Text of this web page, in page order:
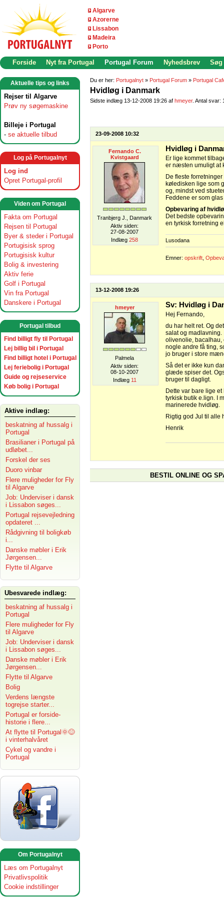
Algarve
Azorerne
Lissabon
Madeira
Porto
Forside Nyt fra Portugal Portugal Forum Nyhedsbrev Søg
Aktuelle tips og links
Rejser til Algarve
Prøv ny søgemaskine
Billeje i Portugal
- se aktuelle tilbud
Log på Portugalnyt
Log ind
Opret Portugal-profil
Viden om Portugal
Fakta om Portugal
Rejsen til Portugal
Byer & steder i Portugal
Portugisisk sprog
Portugisisk kultur
Bolig & investering
Aktiv ferie
Golf i Portugal
Vin fra Portugal
Danskere i Portugal
Portugal tilbud
Find billigt fly til Portugal
Lej billig bil i Portugal
Find billigt hotel i Portugal
Lej feriebolig i Portugal
Guide og rejseservice
Køb bolig i Portugal
Aktive indlæg:
beskatning af hussalg i
Portugal
Brasilianer i Portugal på
udløbet...
Forskel der ses
Duoro vinbar
Flere muligheder for Fly
til Algarve
Job: Underviser i dansk
i Lissabon søges...
Portugal rejsevejledning
opdateret ...
Rådgivning til boligkøb
i...
Danske møbler i Erik
Jørgensen...
Flytte til Algarve
Ubesvarede indlæg:
beskatning af hussalg i
Portugal
Flere muligheder for Fly
til Algarve
Job: Underviser i dansk
i Lissabon søges...
Danske møbler i Erik
Jørgensen...
Flytte til Algarve
Bolig
Verdens længste
togrejse starter...
Portugal er forside-
historie i flere...
At flytte til Portugal🌞😊
i vinterhalvåret
Cykel og vandre i
Portugal
Om Portugalnyt
Læs om Portugalnyt
Privatlivspolitik
Cookie indstillinger
Du er her: Portugalnyt » Portugal Forum » Portugal
Hvidløg i Danmark
Sidste indlæg 13-12-2008 19:26 af hmeyer. Antal svar:
23-09-2008 10:32
Fernando C.
Kvistgaard
Tranbjerg J., Danmark
Aktiv siden:
27-08-2007
Indlæg 258
Hvidløg i
Er lige kommet
er næsten umuligt at
De fleste
køledisken lige som
og, mindst ved
Feddene er som
Opbevaring af
Det bedste
en tyrkisk forretning
Lusodana
Emner: opskrift,
13-12-2008 19:26
hmeyer
Palmela
Aktiv siden:
08-10-2007
Indlæg 11
Sv: Hvidløg i
Hej Fernando,
du har helt ret. Og
salat og
olivenolie, bacalhau,
nogle andre få ting,
jo bruger i store
Så det er ikke kun
glæde spiser det.
bruger til dagligt.
Dette var bare lige
tyrkisk butik e.lign. I
marinerede hvidløg.
Rigtig god Jul til alle
Henrik
BESTIL ONLINE OG